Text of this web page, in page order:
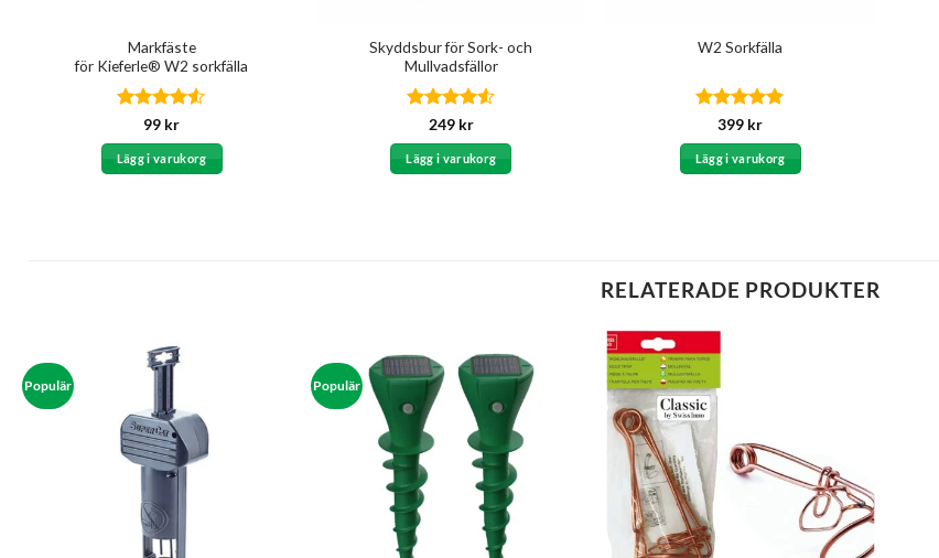
Markfäste
för Kieferle® W2 sorkfälla
Betygsatt
4.5av 5
99 kr
Lägg i varukorg
Skyddsbur för Sork- och
Mullvadsfällor
Betygsatt
4.5av 5
249 kr
Lägg i varukorg
W2 Sorkfälla
Betygsatt
4.86av 5
399 kr
Lägg i varukorg
RELATERADE PRODUKTER
Populär Populär